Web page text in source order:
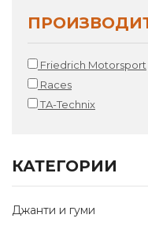
Friedrich Motorsport
Races
TA-Technix
КАТЕГОРИИ
Джанти и гуми